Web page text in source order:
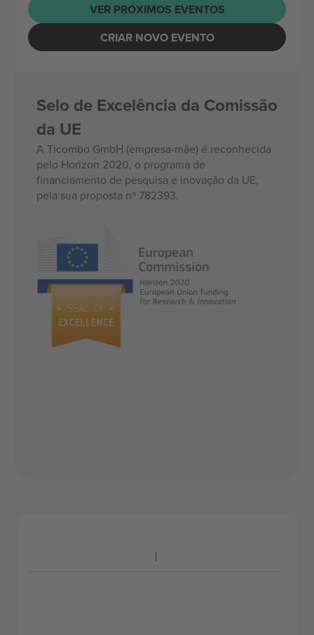
VER PRÓXIMOS EVENTOS
CRIAR NOVO EVENTO
Selo de Excelência da Comissão
da UE
A Ticombo GmbH (empresa-mãe) é reconhecida
pelo Horizon 2020, o programa de
financiamento de pesquisa e inovação da UE,
pela sua proposta nº 782393.